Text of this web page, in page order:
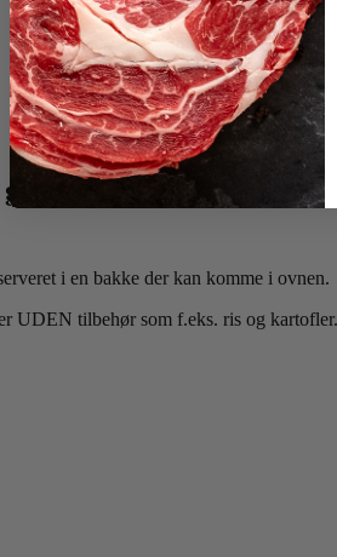
i en bakke der kan komme i ovnen.
UDEN tilbehør som f.eks. ris og